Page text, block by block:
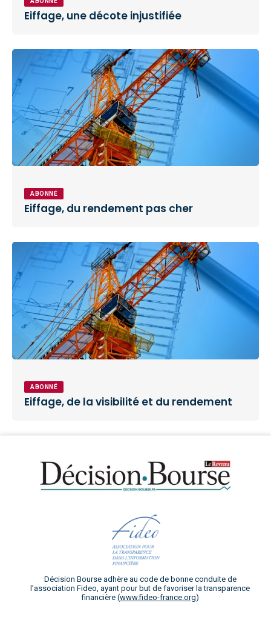
Eiffage, une décote injustifiée
ABONNÉ
Eiffage, du rendement pas cher
ABONNÉ
Eiffage, de la visibilité et du rendement
Décision Bourse adhère au code de bonne conduite de
l’association Fideo, ayant pour but de favoriser la transparence
financière (www.fideo-france.org)